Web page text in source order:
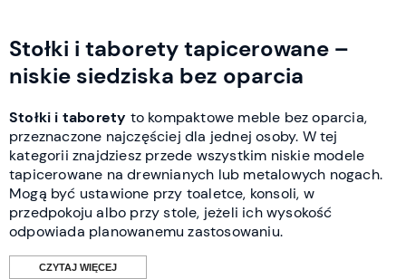
Stołki i taborety tapicerowane –
niskie siedziska bez oparcia
Stołki i taborety to kompaktowe meble bez oparcia,
przeznaczone najczęściej dla jednej osoby. W tej
kategorii znajdziesz przede wszystkim niskie modele
tapicerowane na drewnianych lub metalowych nogach.
Mogą być ustawione przy toaletce, konsoli, w
przedpokoju albo przy stole, jeżeli ich wysokość
odpowiada planowanemu zastosowaniu.
CZYTAJ WIĘCEJ